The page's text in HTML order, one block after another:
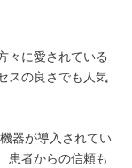
々に愛されている
スの良さでも人気
器が導入されてい
患者からの信頼も